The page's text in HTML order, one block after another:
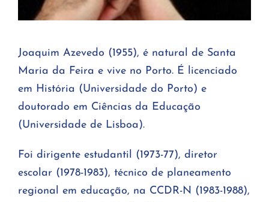
Joaquim Azevedo (1955), é natural de Santa
Maria da Feira e vive no Porto. É licenciado
em História (Universidade do Porto) e
doutorado em Ciências da Educação
(Universidade de Lisboa).
Foi dirigente estudantil (1973-77), diretor
escolar (1978-1983), técnico de planeamento
regional em educação, na CCDR-N (1983-1988),